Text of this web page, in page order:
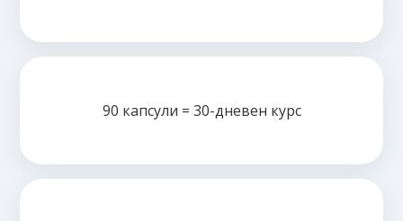
90 капсули = 30-дневен курс